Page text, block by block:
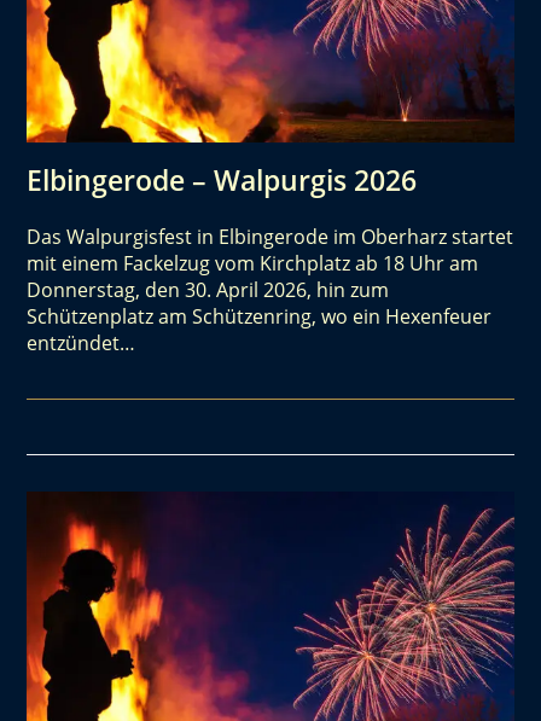
Elbingerode – Walpurgis 2026
Das Walpurgisfest in Elbingerode im Oberharz startet
mit einem Fackelzug vom Kirchplatz ab 18 Uhr am
Donnerstag, den 30. April 2026, hin zum
Schützenplatz am Schützenring, wo ein Hexenfeuer
entzündet…